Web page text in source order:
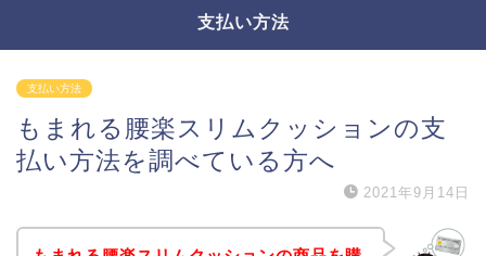
支払い方法
支払い方法
もまれる腰楽スリムクッションの支
払い方法を調べている方へ
2021年9月14日